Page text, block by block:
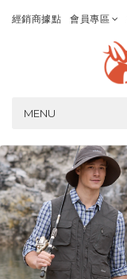
經銷商據點 會員專區
MENU